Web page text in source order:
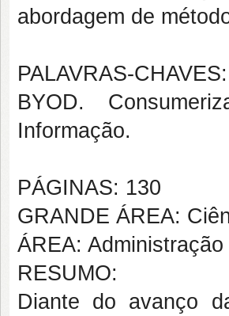
abordagem de
PALAVRAS-CHAVES:
BYOD.
Informação.
PÁGINAS: 130
GRANDE ÁREA:
ÁREA: Administração
RESUMO:
Diante do avanço